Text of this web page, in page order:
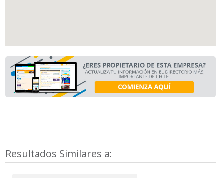
Resultados Similares a: